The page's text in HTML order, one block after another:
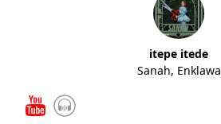
itepe itede
Sanah, Enklawa